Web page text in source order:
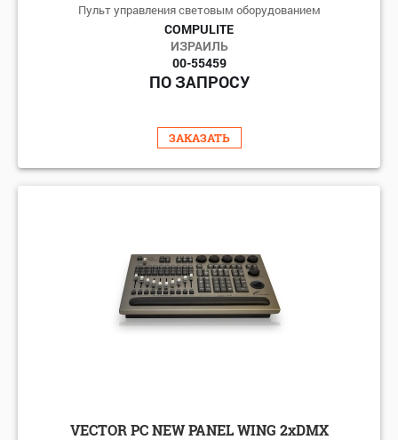
Пульт управления световым оборудованием
COMPULITE
ИЗРАИЛЬ
00-55459
ПО ЗАПРОСУ
ЗАКАЗАТЬ
VECTOR PC NEW PANEL WING 2хDMX